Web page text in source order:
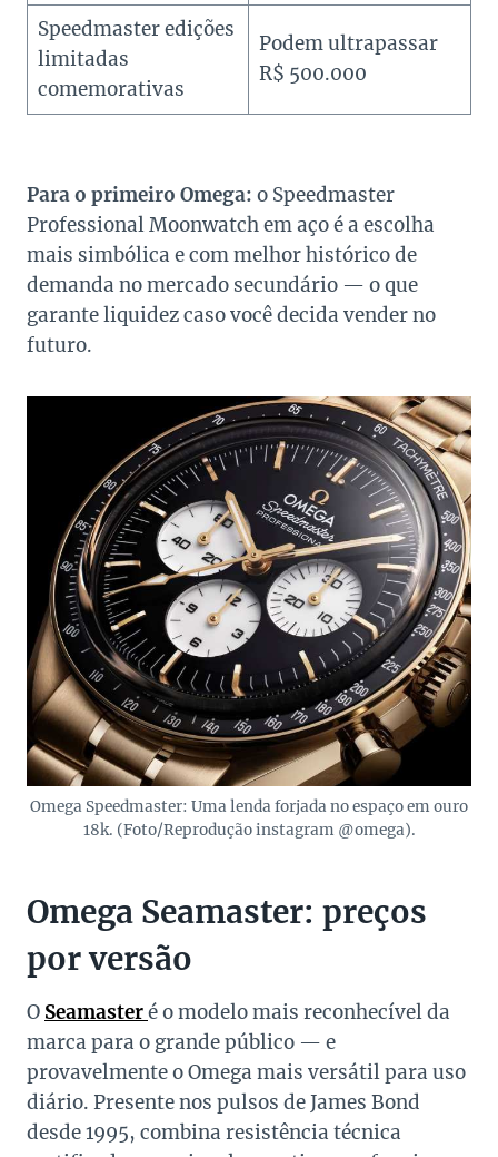
Speedmaster edições
limitadas
comemorativas
Podem ultrapassar
R$ 500.000
Para o primeiro Omega: o Speedmaster
Professional Moonwatch em aço é a escolha
mais simbólica e com melhor histórico de
demanda no mercado secundário — o que
garante liquidez caso você decida vender no
futuro.
Omega Speedmaster: Uma lenda forjada no espaço em ouro
18k. (Foto/Reprodução instagram @omega).
Omega Seamaster: preços
por versão
O Seamasteré o modelo mais reconhecível da
marca para o grande público — e
provavelmente o Omega mais versátil para uso
diário. Presente nos pulsos de James Bond
desde 1995, combina resistência técnica